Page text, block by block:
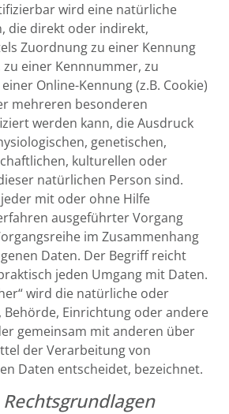
wird eine natürliche
die direkt oder indirekt,
Zuordnung zu einer Kennung
einer Kennnummer, zu
Online-Kennung (z.B. Cookie)
mehreren besonderen
werden kann, die Ausdruck
genetischen,
kulturellen oder
natürlichen Person sind.
mit oder ohne Hilfe
ausgeführter Vorgang
im Zusammenhang
Daten. Der Begriff reicht
jeden Umgang mit Daten.
wird die natürliche oder
Behörde, Einrichtung oder andere
gemeinsam mit anderen über
der Verarbeitung von
Daten entscheidet, bezeichnet.